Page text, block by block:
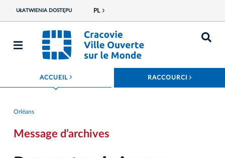
UŁATWIENIA DOSTĘPU PL
ACCUEILROZWIŃ MENU RACCOURCI
Orléans
Message d’archives